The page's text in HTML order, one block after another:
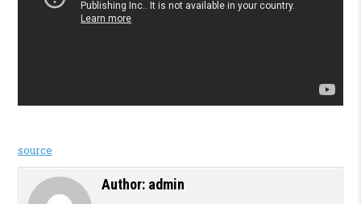
source
Author: admin